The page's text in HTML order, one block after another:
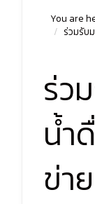
You are
ร่วมรับ
ร่ว
น้ำ
ข่า